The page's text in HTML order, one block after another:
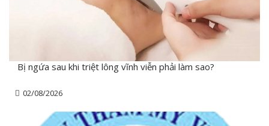
Bị ngứa sau khi triệt lông vĩnh viễn phải làm sao?
02/08/2026